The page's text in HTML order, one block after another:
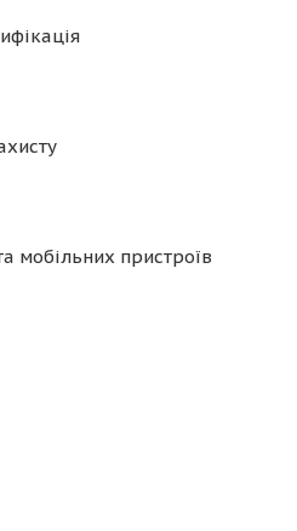
мобільних пристроїв